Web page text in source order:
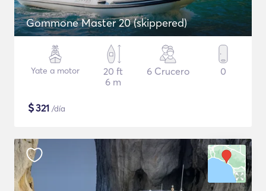
Gommone Master 20 (skippered)
Yate a motor
20 ft
6 m
6 Crucero 0
$321 /día